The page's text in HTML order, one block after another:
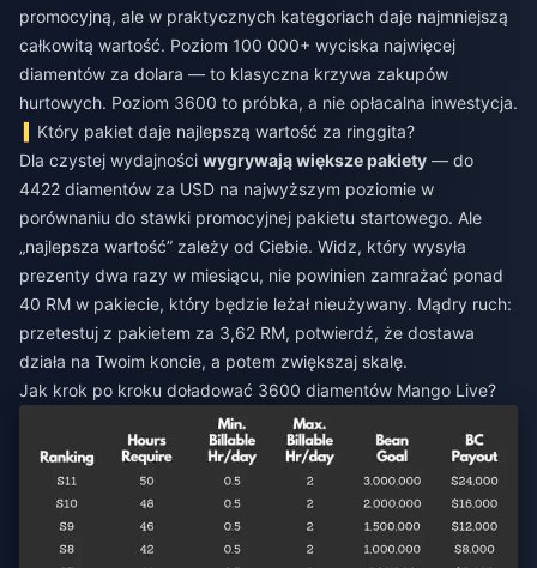
promocyjną, ale w praktycznych kategoriach daje najmniejszą
całkowitą wartość. Poziom 100 000+ wyciska najwięcej
diamentów za dolara — to klasyczna krzywa zakupów
hurtowych. Poziom 3600 to próbka, a nie opłacalna inwestycja.
Który pakiet daje najlepszą wartość za ringgita?
Dla czystej wydajności wygrywają większe pakiety — do
4422 diamentów za USD na najwyższym poziomie w
porównaniu do stawki promocyjnej pakietu startowego. Ale
„najlepsza wartość” zależy od Ciebie. Widz, który wysyła
prezenty dwa razy w miesiącu, nie powinien zamrażać ponad
40 RM w pakiecie, który będzie leżał nieużywany. Mądry ruch:
przetestuj z pakietem za 3,62 RM, potwierdź, że dostawa
działa na Twoim koncie, a potem zwiększaj skalę.
Jak krok po kroku doładować 3600 diamentów Mango Live?